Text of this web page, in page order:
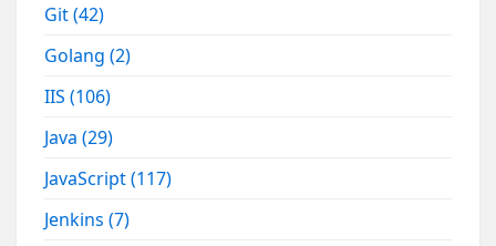
Git(42)
Golang(2)
IIS(106)
Java(29)
JavaScript(117)
Jenkins(7)